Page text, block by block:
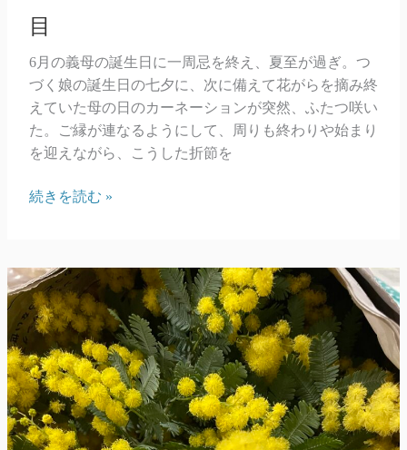
目
6月の義母の誕生日に一周忌を終え、夏至が過ぎ。つ
づく娘の誕生日の七夕に、次に備えて花がらを摘み終
えていた母の日のカーネーションが突然、ふたつ咲い
た。ご縁が連なるようにして、周りも終わりや始まり
を迎えながら、こうした折節を
目
続きを読む »